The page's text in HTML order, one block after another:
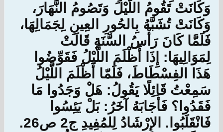
وَكَانَتْ تَقُومُ اللَّيْلَ وَتَصُومُ النَّهَارَ،
وَكَانَتْ تُشَبَّهُ بِالحُورِ العِينِ لِجَمَالِهَا،
فَلَمَّا كَانَ رَأْسُ السَّنَةِ قَالَتْ
لِمَوَالِيهَا: إِذَا أَظْلَمَ اللَّيْلُ فَقَوِّضُوا
هَذَا الفِسْطَاطَ، فَلَمّا أَظْلَمَ اللَّيْلُ
سَمِعْتُ قَائِلًا يَقُولُ: هَلْ وَجَدُوا مَا
فَقَدُوا؟ فَأَجَابَهُ آخَرُ: بَلْ يَئِسُوا
فَانْقَلَبُوا. الإِرْشَادُ لِلمُفِيدِ ج2 ص26.